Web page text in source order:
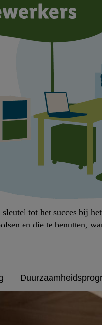
tot het succes bij
en die te benutten,